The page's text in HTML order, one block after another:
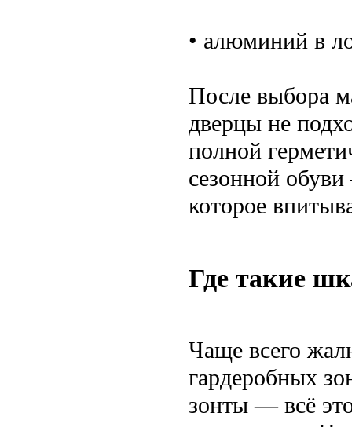
• алюминий в
После выбора
дверцы не
полной
сезонной
которое
Где такие
Чаще всего
гардеробных
зонты — всё